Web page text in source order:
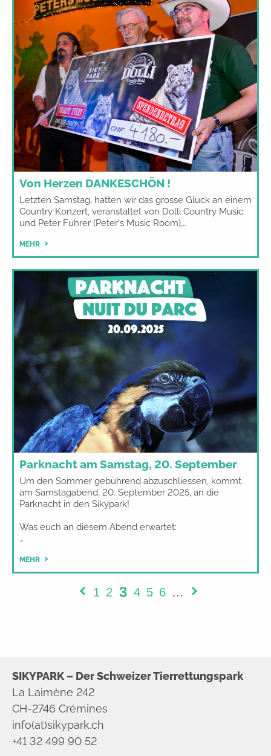
Von Herzen DANKESCHÖN !
Letzten Samstag, hatten wir das grosse Glück an einem
Country Konzert, veranstaltet von Dolli Country Music
und Peter Fuhrer (Peter‘s Music Room),…
MEHR
Parknacht am Samstag, 20. September
Um den Sommer gebührend abzuschliessen, kommt
am Samstagabend, 20. September 2025, an die
Parknacht in den Sikypark!
Was euch an diesem Abend erwartet:
…
MEHR
1 2 3 4 5 6 …
SIKYPARK – Der Schweizer Tierrettungspark
La Laimène 242
CH-2746 Crémines
info(at)sikypark.ch
+41 32 499 90 52